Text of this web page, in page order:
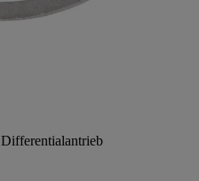
Differentialantrieb